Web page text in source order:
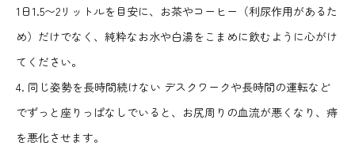
1日1.5〜2リットルを目安に、お茶やコーヒー（利尿作用があるた
め）だけでなく、純粋なお水や白湯をこまめに飲むように心がけ
てください。
4. 同じ姿勢を長時間続けない デスクワークや長時間の運転など
でずっと座りっぱなしでいると、お尻周りの血流が悪くなり、痔
を悪化させます。